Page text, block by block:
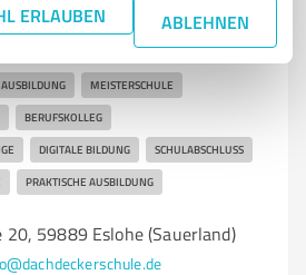
ERLAUBEN ABLEHNEN
im
AUSBILDUNG MEISTERSCHULE
BERUFSKOLLEG
DIGITALE BILDUNG SCHULABSCHLUSS
PRAKTISCHE AUSBILDUNG
59889 Eslohe (Sauerland)